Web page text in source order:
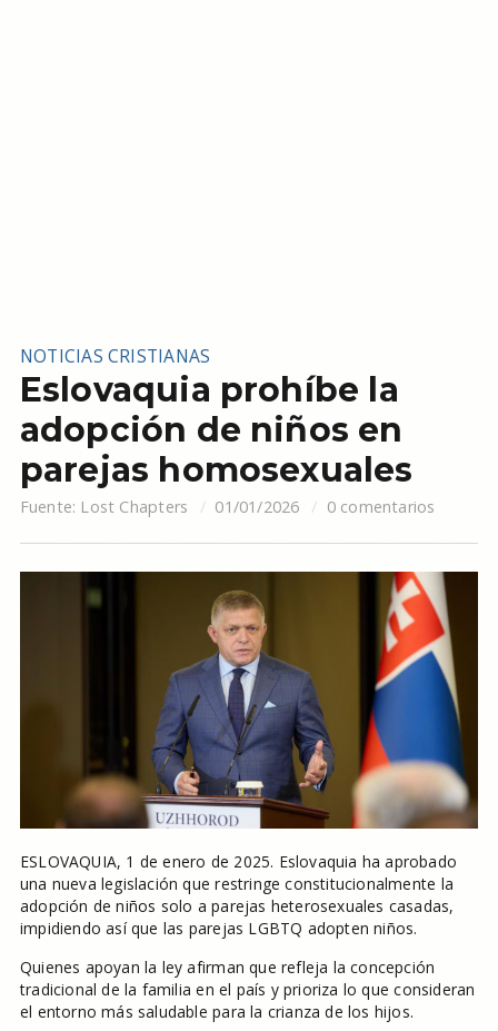
NOTICIAS CRISTIANAS
Eslovaquia prohíbe la
adopción de niños en
parejas homosexuales
Fuente: Lost Chapters 01/01/2026 0 comentarios
ESLOVAQUIA, 1 de enero de 2025. Eslovaquia ha aprobado
una nueva legislación que restringe constitucionalmente la
adopción de niños solo a parejas heterosexuales casadas,
impidiendo así que las parejas LGBTQ adopten niños.
Quienes apoyan la ley afirman que refleja la concepción
tradicional de la familia en el país y prioriza lo que consideran
el entorno más saludable para la crianza de los hijos.